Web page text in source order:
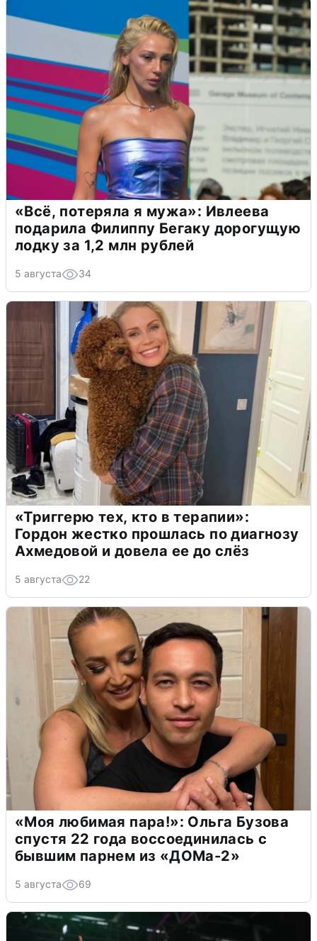
«Всё, потеряла я мужа»: Ивлеева
подарила Филиппу Бегаку дорогущую
лодку за 1,2 млн рублей
5 августа 34
«Триггерю тех, кто в терапии»:
Гордон жестко прошлась по диагнозу
Ахмедовой и довела ее до слёз
5 августа 22
«Моя любимая пара!»: Ольга Бузова
спустя 22 года воссоединилась с
бывшим парнем из «ДОМа-2»
5 августа 69